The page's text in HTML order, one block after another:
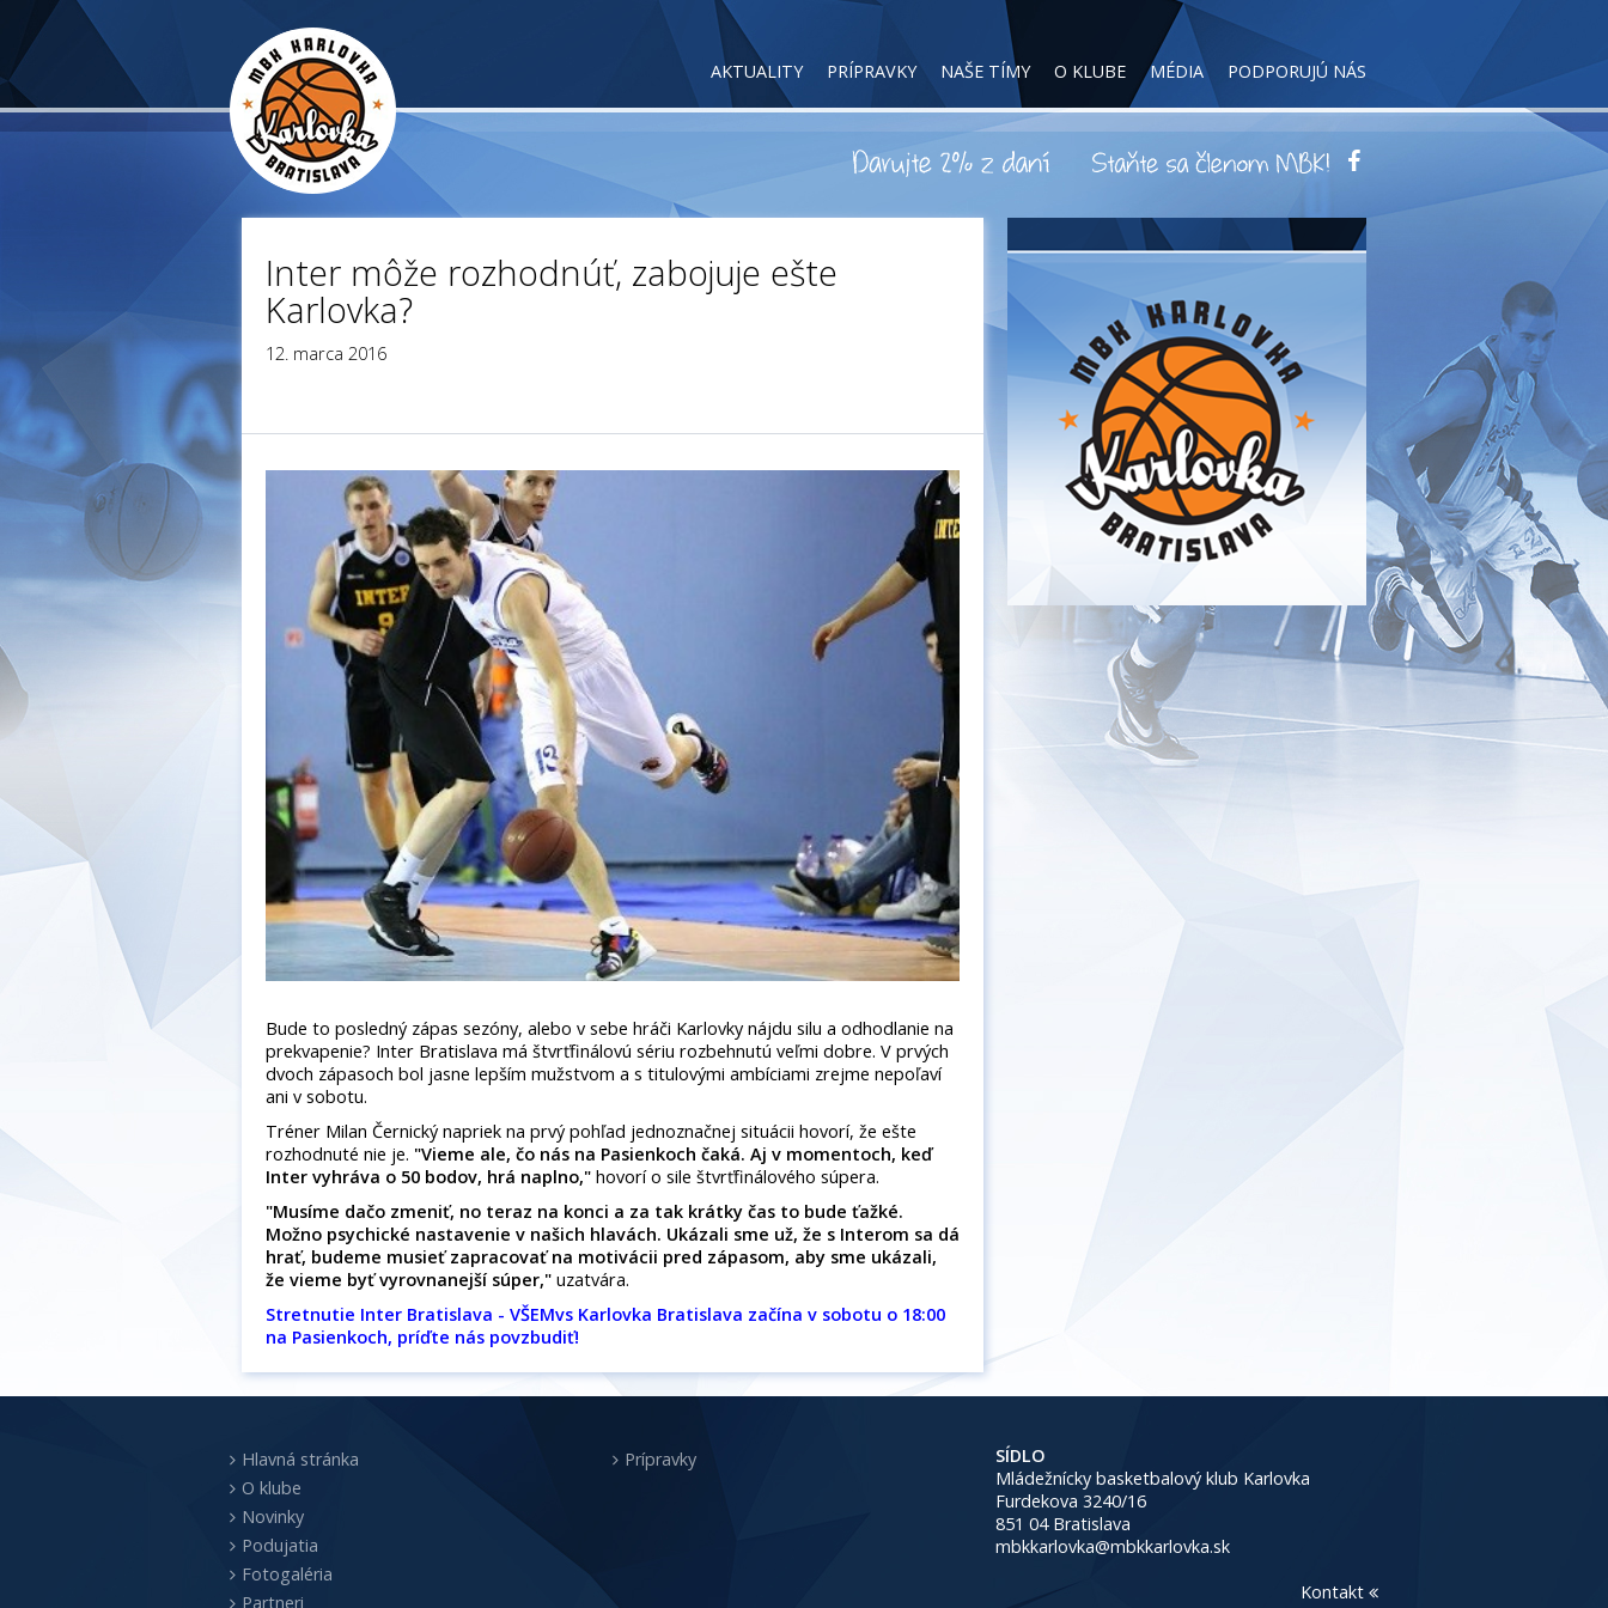
AKTUALITY PRÍPRAVKY NAŠE TÍMY O KLUBE MÉDIA PODPORUJÚ NÁS
Inter môže rozhodnúť, zabojuje ešte
Karlovka?
12. marca 2016
Bude to posledný zápas sezóny, alebo v sebe hráči Karlovky nájdu silu a odhodlanie na
prekvapenie? Inter Bratislava má štvrťfinálovú sériu rozbehnutú veľmi dobre. V prvých
dvoch zápasoch bol jasne lepším mužstvom a s titulovými ambíciami zrejme nepoľaví
ani v sobotu.
Tréner Milan Černický napriek na prvý pohľad jednoznačnej situácii hovorí, že ešte
rozhodnuté nie je. "Vieme ale, čo nás na Pasienkoch čaká. Aj v momentoch, keď
Inter vyhráva o 50 bodov, hrá naplno," hovorí o sile štvrťfinálového súpera.
"Musíme dačo zmeniť, no teraz na konci a za tak krátky čas to bude ťažké.
Možno psychické nastavenie v našich hlavách. Ukázali sme už, že s Interom sa dá
hrať, budeme musieť zapracovať na motivácii pred zápasom, aby sme ukázali,
že vieme byť vyrovnanejší súper," uzatvára.
Stretnutie Inter Bratislava - VŠEMvs Karlovka Bratislava začína v sobotu o 18:00
na Pasienkoch, príďte nás povzbudiť!
Hlavná stránka
O klube
Novinky
Podujatia
Fotogaléria
Partneri
Prípravky
SÍDLO
Mládežnícky basketbalový klub Karlovka
Furdekova 3240/16
851 04 Bratislava
mbkkarlovka@mbkkarlovka.sk
Kontakt